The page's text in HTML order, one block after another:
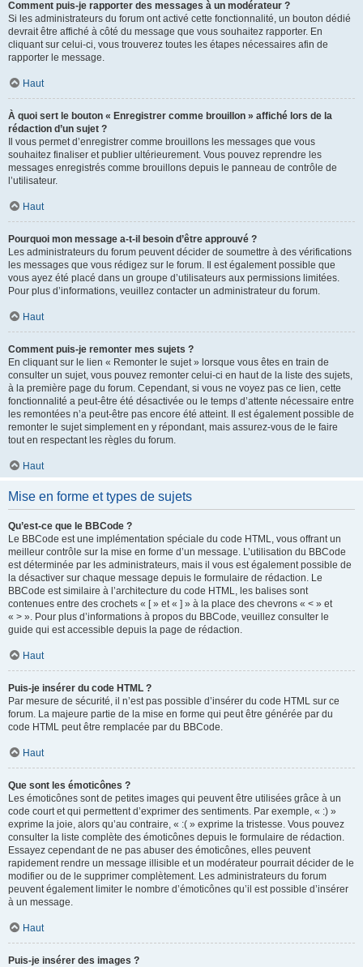
Comment puis-je rapporter des messages à un modérateur ?
Si les administrateurs du forum ont activé cette fonctionnalité, un bouton dédié
devrait être affiché à côté du message que vous souhaitez rapporter. En
cliquant sur celui-ci, vous trouverez toutes les étapes nécessaires afin de
rapporter le message.
Haut
À quoi sert le bouton « Enregistrer comme brouillon » affiché lors de la
rédaction d’un sujet ?
Il vous permet d’enregistrer comme brouillons les messages que vous
souhaitez finaliser et publier ultérieurement. Vous pouvez reprendre les
messages enregistrés comme brouillons depuis le panneau de contrôle de
l’utilisateur.
Haut
Pourquoi mon message a-t-il besoin d’être approuvé ?
Les administrateurs du forum peuvent décider de soumettre à des vérifications
les messages que vous rédigez sur le forum. Il est également possible que
vous ayez été placé dans un groupe d’utilisateurs aux permissions limitées.
Pour plus d’informations, veuillez contacter un administrateur du forum.
Haut
Comment puis-je remonter mes sujets ?
En cliquant sur le lien « Remonter le sujet » lorsque vous êtes en train de
consulter un sujet, vous pouvez remonter celui-ci en haut de la liste des sujets,
à la première page du forum. Cependant, si vous ne voyez pas ce lien, cette
fonctionnalité a peut-être été désactivée ou le temps d’attente nécessaire entre
les remontées n’a peut-être pas encore été atteint. Il est également possible de
remonter le sujet simplement en y répondant, mais assurez-vous de le faire
tout en respectant les règles du forum.
Haut
Mise en forme et types de sujets
Qu’est-ce que le BBCode ?
Le BBCode est une implémentation spéciale du code HTML, vous offrant un
meilleur contrôle sur la mise en forme d’un message. L’utilisation du BBCode
est déterminée par les administrateurs, mais il vous est également possible de
la désactiver sur chaque message depuis le formulaire de rédaction. Le
BBCode est similaire à l’architecture du code HTML, les balises sont
contenues entre des crochets « [ » et « ] » à la place des chevrons « < » et
« > ». Pour plus d’informations à propos du BBCode, veuillez consulter le
guide qui est accessible depuis la page de rédaction.
Haut
Puis-je insérer du code HTML ?
Par mesure de sécurité, il n’est pas possible d’insérer du code HTML sur ce
forum. La majeure partie de la mise en forme qui peut être générée par du
code HTML peut être remplacée par du BBCode.
Haut
Que sont les émoticônes ?
Les émoticônes sont de petites images qui peuvent être utilisées grâce à un
code court et qui permettent d’exprimer des sentiments. Par exemple, « :) »
exprime la joie, alors qu’au contraire, « :( » exprime la tristesse. Vous pouvez
consulter la liste complète des émoticônes depuis le formulaire de rédaction.
Essayez cependant de ne pas abuser des émoticônes, elles peuvent
rapidement rendre un message illisible et un modérateur pourrait décider de le
modifier ou de le supprimer complètement. Les administrateurs du forum
peuvent également limiter le nombre d’émoticônes qu’il est possible d’insérer
à un message.
Haut
Puis-je insérer des images ?